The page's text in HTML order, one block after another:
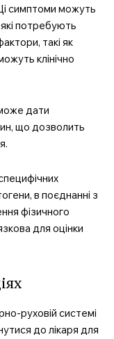
симптоми можуть
потребують
такі як
клінічно
дати
що дозволить
в поєднанні з
фізичного
для оцінки
руховій системі
до лікаря для